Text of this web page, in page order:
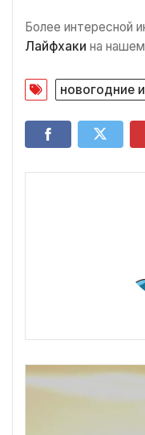
Более интересной
Лайфхаки на
новогодние